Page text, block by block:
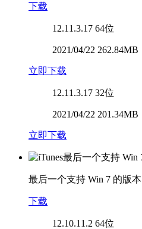
下载
12.11.3.17 64位
2021/04/22 262.84MB
立即下载
12.11.3.17 32位
2021/04/22 201.34MB
立即下载
最后一个支持 Win 7 的版本
下载
12.10.11.2 64位